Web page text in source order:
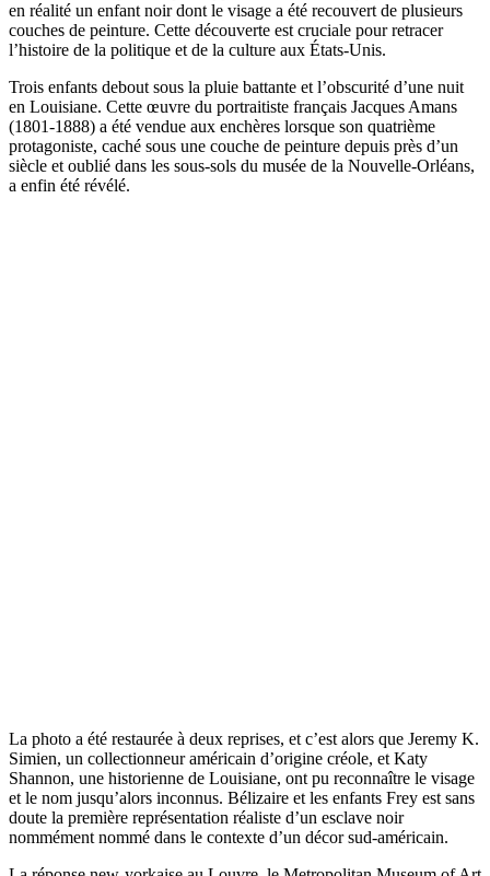
en réalité un enfant noir dont le visage a été recouvert de plusieurs
couches de peinture. Cette découverte est cruciale pour retracer
l’histoire de la politique et de la culture aux États-Unis.
Trois enfants debout sous la pluie battante et l’obscurité d’une nuit
en Louisiane. Cette œuvre du portraitiste français Jacques Amans
(1801-1888) a été vendue aux enchères lorsque son quatrième
protagoniste, caché sous une couche de peinture depuis près d’un
siècle et oublié dans les sous-sols du musée de la Nouvelle-Orléans,
a enfin été révélé.
La photo a été restaurée à deux reprises, et c’est alors que Jeremy K.
Simien, un collectionneur américain d’origine créole, et Katy
Shannon, une historienne de Louisiane, ont pu reconnaître le visage
et le nom jusqu’alors inconnus. Bélizaire et les enfants Frey est sans
doute la première représentation réaliste d’un esclave noir
nommément nommé dans le contexte d’un décor sud-américain.